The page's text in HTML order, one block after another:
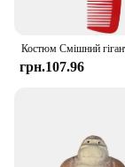
грн.107.96